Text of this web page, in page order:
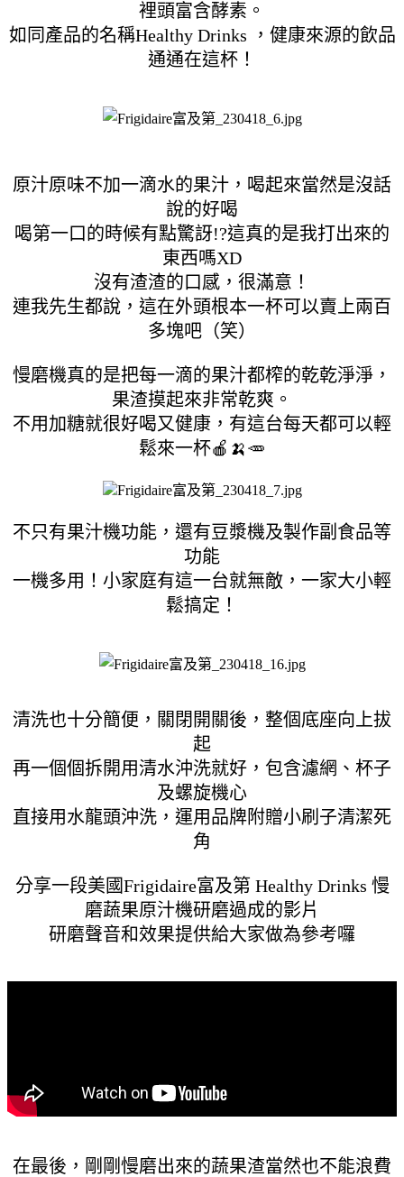
裡頭富含酵素。
如同產品的名稱Healthy Drinks ，健康來源的飲品
通通在這杯！
原汁原味不加一滴水的果汁，喝起來當然是沒話
說的好喝
喝第一口的時候有點驚訝!?這真的是我打出來的
東西嗎XD
沒有渣渣的口感，很滿意！
連我先生都說，這在外頭根本一杯可以賣上兩百
多塊吧（笑）
慢磨機真的是把每一滴的果汁都榨的乾乾淨淨，
果渣摸起來非常乾爽。
不用加糖就很好喝又健康，有這台每天都可以輕
鬆來一杯🍎🍌🥕
不只有果汁機功能，還有豆漿機及製作副食品等
功能
一機多用！小家庭有這一台就無敵，一家大小輕
鬆搞定！
清洗也十分簡便，關閉開關後，整個底座向上拔
起
再一個個拆開用清水沖洗就好，包含濾網、杯子
及螺旋機心
直接用水龍頭沖洗，運用品牌附贈小刷子清潔死
角
分享一段美國Frigidaire富及第 Healthy Drinks 慢
磨蔬果原汁機研磨過成的影片
研磨聲音和效果提供給大家做為參考囉
在最後，剛剛慢磨出來的蔬果渣當然也不能浪費